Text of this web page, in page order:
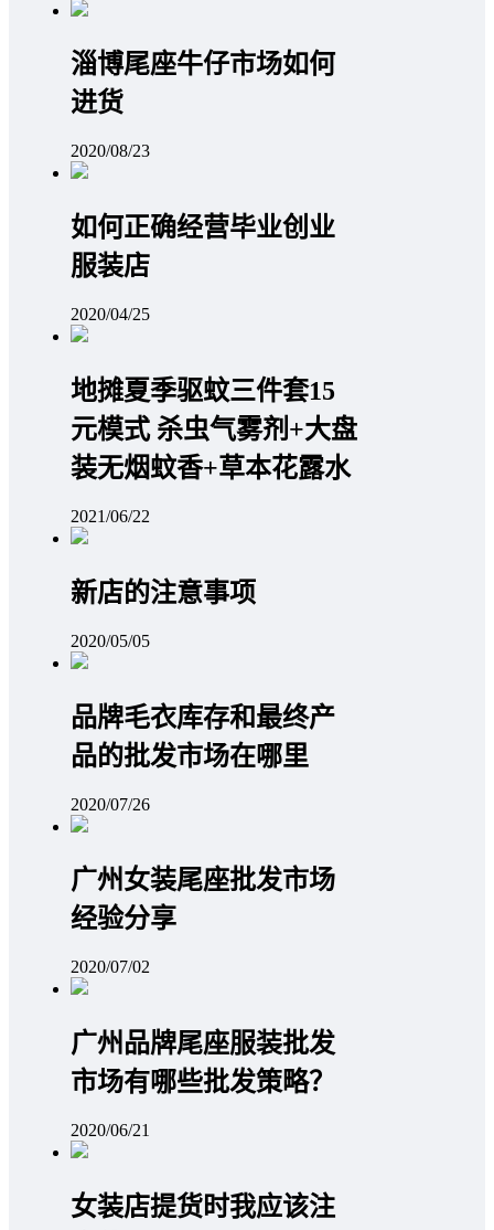
淄博尾座牛仔市场如何
进货
2020/08/23
如何正确经营毕业创业
服装店
2020/04/25
地摊夏季驱蚊三件套15
元模式 杀虫气雾剂+大盘
装无烟蚊香+草本花露水
2021/06/22
新店的注意事项
2020/05/05
品牌毛衣库存和最终产
品的批发市场在哪里
2020/07/26
广州女装尾座批发市场
经验分享
2020/07/02
广州品牌尾座服装批发
市场有哪些批发策略？
2020/06/21
女装店提货时我应该注